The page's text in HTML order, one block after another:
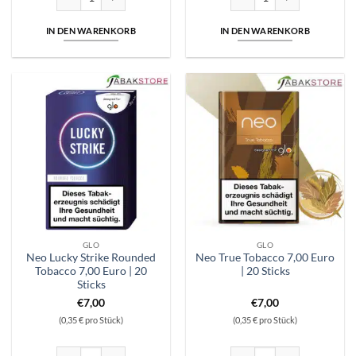
IN DEN WARENKORB IN DEN WARENKORB
GLO
Neo Lucky Strike Rounded
Tobacco 7,00 Euro | 20
Sticks
€7,00
(0,35 € pro Stück)
GLO
Neo True Tobacco 7,00 Euro
| 20 Sticks
€7,00
(0,35 € pro Stück)